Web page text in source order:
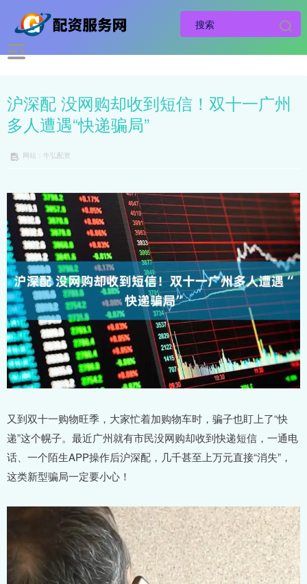
沪深配 没网购却收到短信！双十一广州
多人遭遇“快递骗局”
网站：牛弘配资
又到双十一购物旺季，大家忙着加购物车时，骗子也盯上了“快
递”这个幌子。最近广州就有市民没网购却收到快递短信，一通电
话、一个陌生APP操作后沪深配，几千甚至上万元直接“消失”，
这类新型骗局一定要小心！